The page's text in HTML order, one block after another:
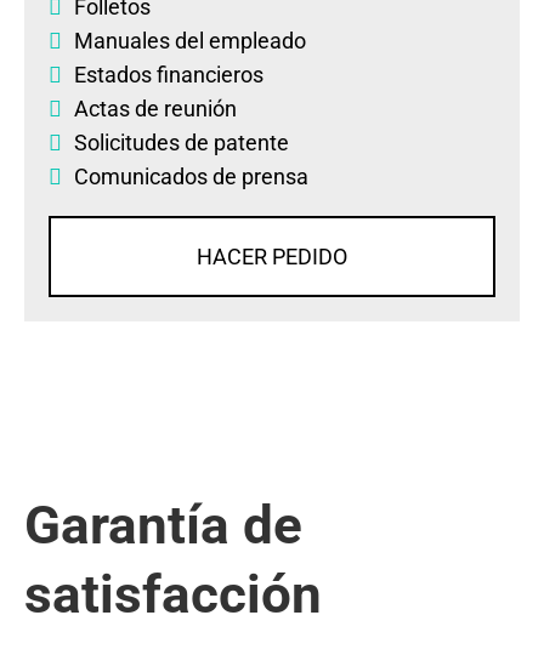
Folletos
Manuales del empleado
Estados financieros
Actas de reunión
Solicitudes de patente
Comunicados de prensa
HACER PEDIDO
Garantía de
satisfacción